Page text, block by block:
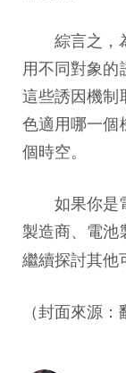
綜言之，為
用不同對象
這些誘因機制
色適用哪一個
個時空。
如果你是電
製造商、電池
繼續探討其他
（封面來源